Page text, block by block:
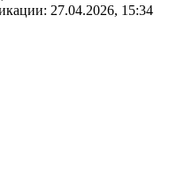
27.04.2026, 15:34